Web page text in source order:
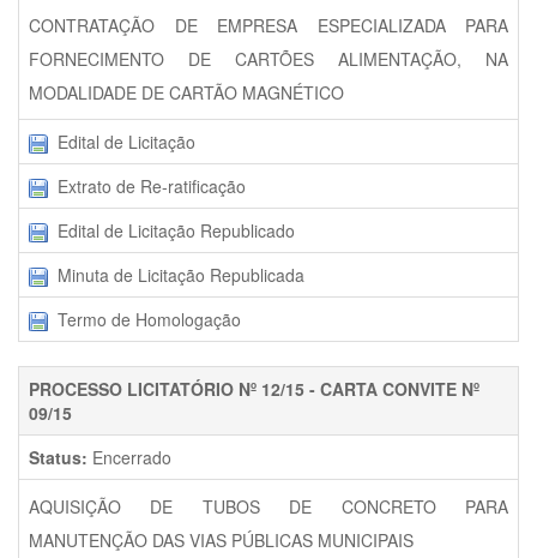
CONTRATAÇÃO DE EMPRESA ESPECIALIZADA PARA
FORNECIMENTO DE CARTÕES ALIMENTAÇÃO, NA
MODALIDADE DE CARTÃO MAGNÉTICO
Edital de Licitação
Extrato de Re-ratificação
Edital de Licitação Republicado
Minuta de Licitação Republicada
Termo de Homologação
PROCESSO LICITATÓRIO Nº 12/15 - CARTA CONVITE Nº
09/15
Status: Encerrado
AQUISIÇÃO DE TUBOS DE CONCRETO PARA
MANUTENÇÃO DAS VIAS PÚBLICAS MUNICIPAIS